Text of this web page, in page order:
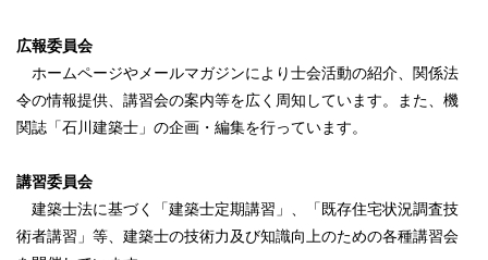
広報委員会
ホームページやメールマガジンにより士会活動の紹介、関係法
令の情報提供、講習会の案内等を広く周知しています。また、機
関誌「石川建築士」の企画・編集を行っています。
講習委員会
建築士法に基づく「建築士定期講習」、「既存住宅状況調査技
術者講習」等、建築士の技術力及び知識向上のための各種講習会